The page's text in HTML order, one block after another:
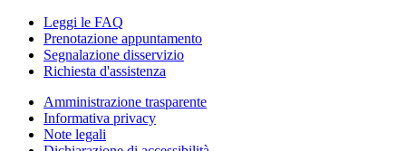
Leggi le FAQ
Prenotazione appuntamento
Segnalazione disservizio
Richiesta d'assistenza
Amministrazione trasparente
Informativa privacy
Note legali